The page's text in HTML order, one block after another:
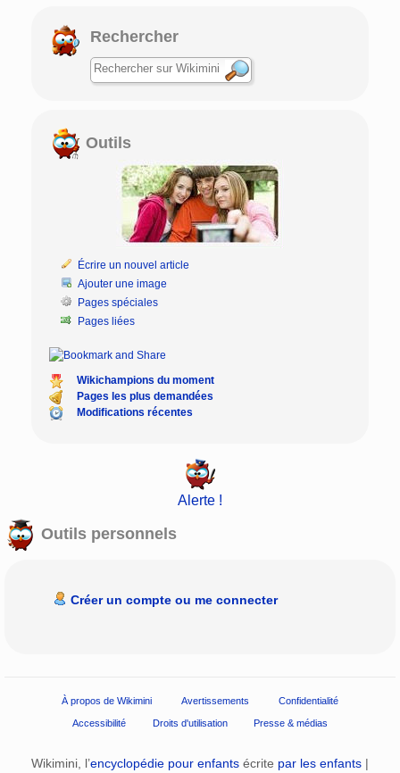
Rechercher
Outils
Écrire un nouvel article
Ajouter une image
Pages spéciales
Pages liées
Wikichampions du moment
Pages les plus demandées
Modifications récentes
Alerte !
Outils personnels
Créer un compte ou me connecter
À propos de Wikimini Avertissements Confidentialité
Accessibilité Droits d'utilisation Presse & médias
Wikimini, l’encyclopédie pour enfants écrite par les enfants |